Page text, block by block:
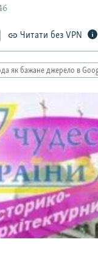
Читати без VPN
як бажане джерело в